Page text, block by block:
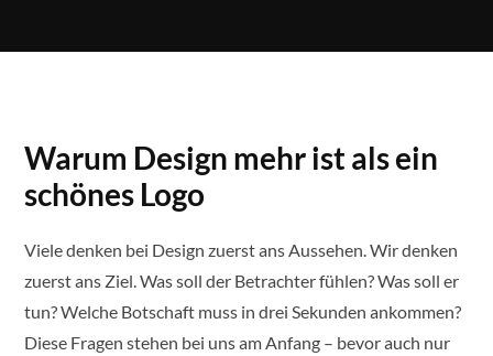
Warum Design mehr ist als ein
schönes Logo
Viele denken bei Design zuerst ans Aussehen. Wir denken
zuerst ans Ziel. Was soll der Betrachter fühlen? Was soll er
tun? Welche Botschaft muss in drei Sekunden ankommen?
Diese Fragen stehen bei uns am Anfang – bevor auch nur